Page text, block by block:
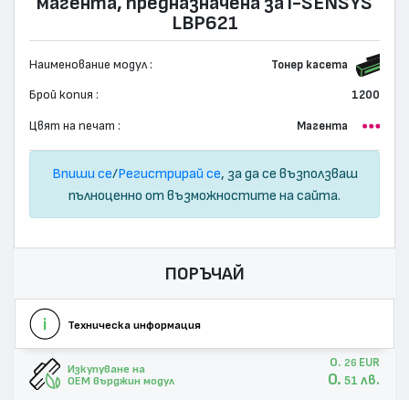
LBP621
Наименование модул : Тонер касета
Брой копия : 1200
Цвят на печат : Магента
Впиши се/Регистрирай се, за да се възползваш
пълноценно от възможностите на сайта.
ПОРЪЧАЙ
Техническа информация
Изкупуване на
OEM върджин модул
0. 26 EUR
0. 51 лв.